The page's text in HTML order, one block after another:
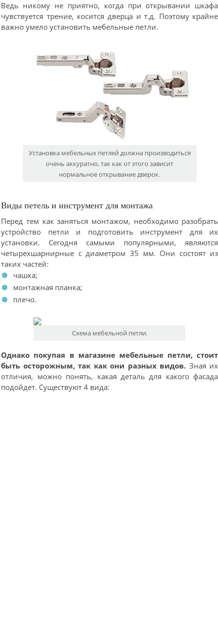
Ведь никому не приятно, когда при открывании шкафа
чувствуется трение, косится дверца и т.д. Поэтому крайне
важно умело установить мебельные петли.
Установка мебельных петлей должна производиться
очень аккуратно, так как от этого зависит
нормальное открывание дверок.
Виды петель и инструмент для монтажа
Перед тем как заняться монтажом, необходимо разобрать
устройство петли и подготовить инструмент для их
установки. Сегодня самыми популярными, являются
четырехшарнирные с диаметром 35 мм. Они состоят из
таких частей:
чашка;
монтажная планка;
плечо.
Схема мебельной петли.
Однако покупая в магазине мебельные петли, стоит
быть осторожным, так как они разных видов. Зная их
отличия, можно понять, какая деталь для какого фасада
подойдет. Существуют 4 вида: